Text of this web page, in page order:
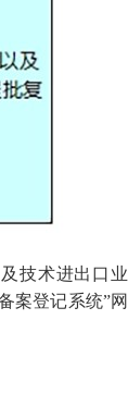
技术进出口业
案登记系统”网